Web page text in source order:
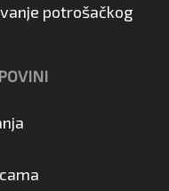
potrošačkog